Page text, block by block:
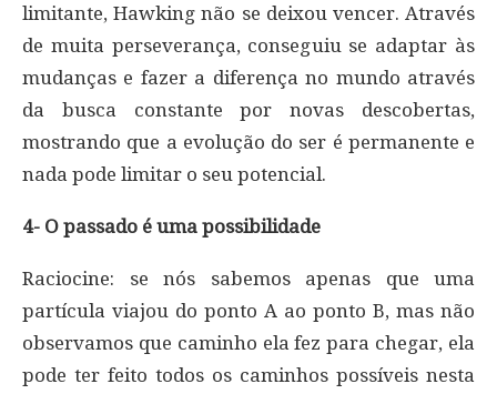
limitante, Hawking não se deixou vencer. Através
de muita perseverança, conseguiu se adaptar às
mudanças e fazer a diferença no mundo através
da busca constante por novas descobertas,
mostrando que a evolução do ser é permanente e
nada pode limitar o seu potencial.
4- O passado é uma possibilidade
Raciocine: se nós sabemos apenas que uma
partícula viajou do ponto A ao ponto B, mas não
observamos que caminho ela fez para chegar, ela
pode ter feito todos os caminhos possíveis nesta